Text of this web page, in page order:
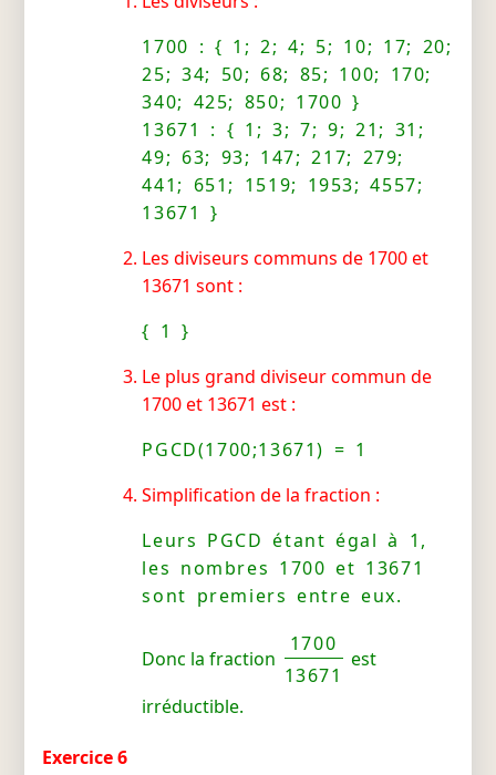
1700 : { 1; 2; 4; 5; 10; 17; 20;
25; 34; 50; 68; 85; 100; 170;
340; 425; 850; 1700 }
13671 : { 1; 3; 7; 9; 21; 31;
49; 63; 93; 147; 217; 279;
441; 651; 1519; 1953; 4557;
13671 }
Les diviseurs communs de 1700 et
13671 sont :
{ 1 }
Le plus grand diviseur commun de
1700 et 13671 est :
PGCD(1700;13671) = 1
Simplification de la fraction :
Leurs PGCD étant égal à 1,
les nombres 1700 et 13671
sont premiers entre eux.
Donc la fraction
1700
13671
est
irréductible.
Exercice 6